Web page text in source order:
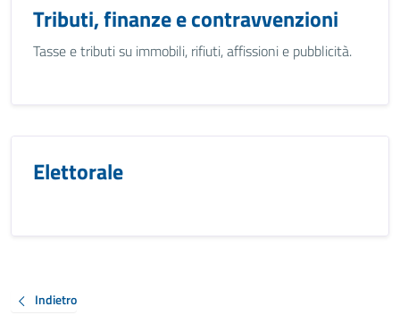
Tributi, finanze e contravvenzioni
Tasse e tributi su immobili, rifiuti, affissioni e pubblicità.
Elettorale
Indietro